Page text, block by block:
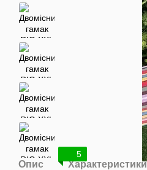
5
Опис Характеристики